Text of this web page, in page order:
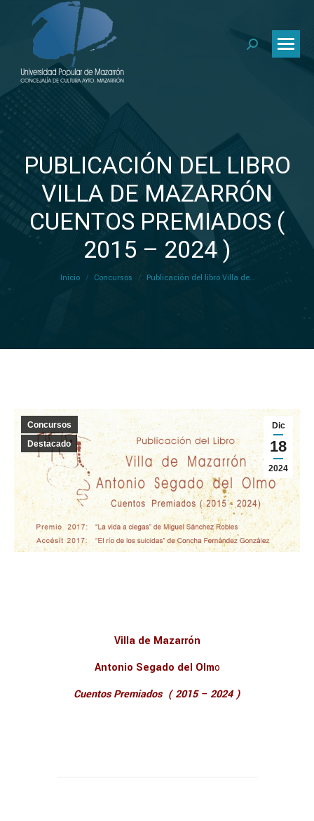
PUBLICACIÓN DEL LIBRO
VILLA DE MAZARRÓN
CUENTOS PREMIADOS (
2015 – 2024 )
Estás aquí:
Inicio Concursos Publicación del libro Villa de…
Dic
18
2024
Concursos
Destacado
Villa de Mazarrón
Antonio Segado del Olmo
Cuentos Premiados ( 2015 – 2024 )